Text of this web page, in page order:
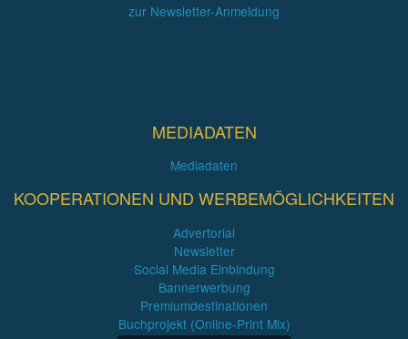
zur Newsletter-Anmeldung
MEDIADATEN
Mediadaten
KOOPERATIONEN UND WERBEMÖGLICHKEITEN
Advertorial
Newsletter
Social Media Einbindung
Bannerwerbung
Premiumdestinationen
Buchprojekt (Online-Print Mix)